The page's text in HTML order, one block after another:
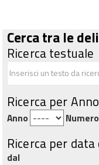
Cerca tra le
Ricerca testuale
Ricerca per
Anno Numero
Ricerca per
dal